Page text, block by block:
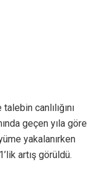
canlılığını
geçen yıla göre
yakalanırken
artış görüldü.